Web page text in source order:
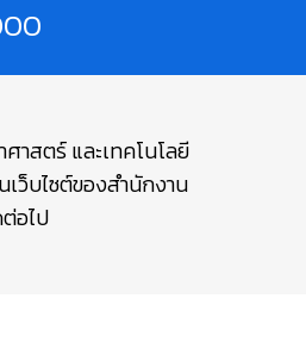
สตร์ และเทคโนโลยี
ว็บไซต์ของสำนักงาน
อไป